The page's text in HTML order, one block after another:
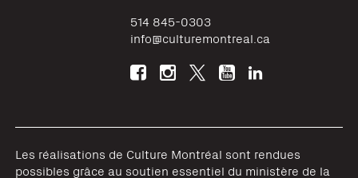
514 845-0303
info@culturemontreal.ca
Les réalisations de Culture Montréal sont rendues
possibles grâce au soutien essentiel du ministère de la